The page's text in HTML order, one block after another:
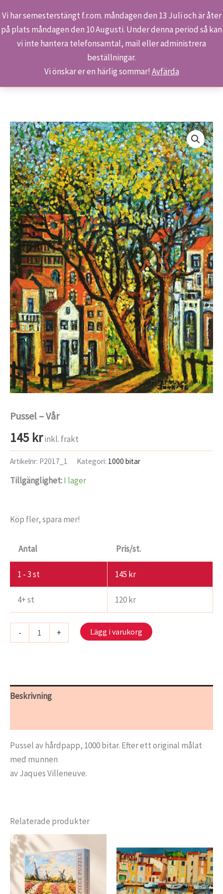
Vi har semesterstängt f.r.om. måndagen den 13 Juli och är åter
på plats måndagen den 10 Augusti. Under denna period så kan
vi inte hantera telefonsamtal, mail eller administrera
beställningar.
Vi önskar er en härlig sommar! Avfärda
Hoppa
Sök
Hem Butiken Produkter Pussel – Vår
Pussel – Vår
145 krinkl. frakt
Artikelnr: P2017_1 Kategori: 1000 bitar
Tillgänglighet:I lager
Köp fler, spara mer!
Antal Pris/st.
1 - 3st 145 kr
4+ st 120kr
- + Lägg i varukorg
Beskrivning
Pussel av hårdpapp, 1000 bitar. Efter ett original målat
med munnen
av Jaques Villeneuve.
Relaterade produkter